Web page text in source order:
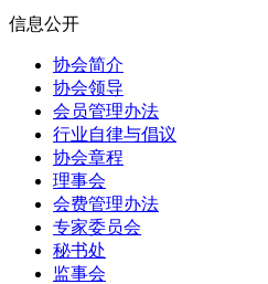
信息公开
协会简介
协会领导
会员管理办法
行业自律与倡议
协会章程
理事会
会费管理办法
专家委员会
秘书处
监事会